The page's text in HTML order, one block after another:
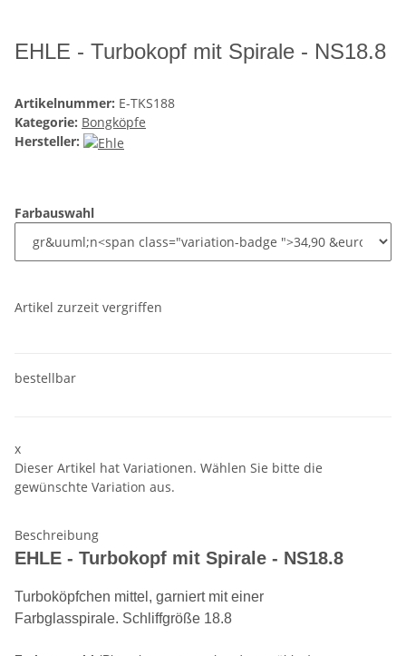
EHLE - Turbokopf mit Spirale - NS18.8
Artikelnummer: E-TKS188
Kategorie: Bongköpfe
Hersteller:
Farbauswahl
Artikel zurzeit vergriffen
bestellbar
x
Dieser Artikel hat Variationen. Wählen Sie bitte die
gewünschte Variation aus.
Beschreibung
EHLE - Turbokopf mit Spirale - NS18.8
Turboköpfchen mittel, garniert mit einer
Farbglasspirale. Schliffgröße 18.8